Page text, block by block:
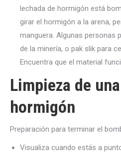
lechada de hormigón está
girar el hormigón a la arena,
manguera. Algunas personas
de la minería, o pak slik para
Encuentra que el material
Limpieza de
hormigón
Preparación para terminar el
Visualiza cuando estás a